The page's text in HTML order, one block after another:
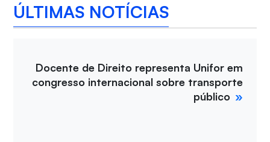
ÚLTIMAS NOTÍCIAS
Docente de Direito representa Unifor em
congresso internacional sobre transporte
público